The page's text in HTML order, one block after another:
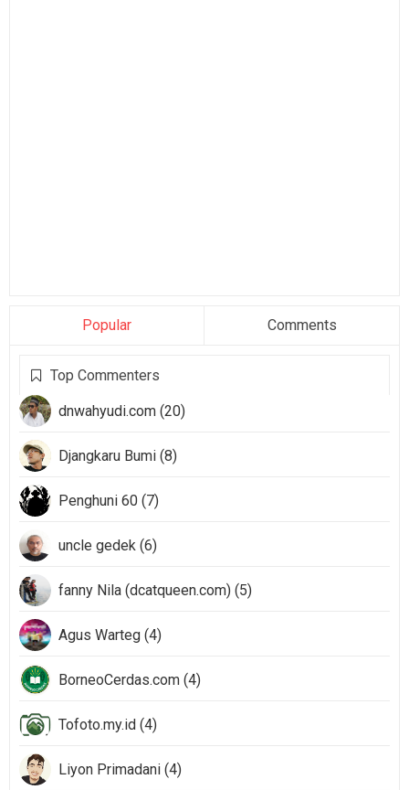
Popular Comments
Top Commenters
dnwahyudi.com (20)
Djangkaru Bumi (8)
Penghuni 60 (7)
uncle gedek (6)
fanny Nila (dcatqueen.com) (5)
Agus Warteg (4)
BorneoCerdas.com (4)
Tofoto.my.id (4)
Liyon Primadani (4)